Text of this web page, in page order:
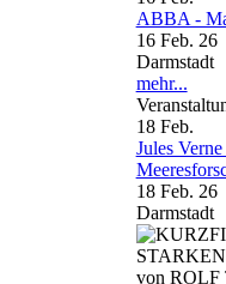
ABBA -
16 Feb. 26
Darmstadt
mehr...
18 Feb.
Jules
18 Feb. 26
Darmstadt